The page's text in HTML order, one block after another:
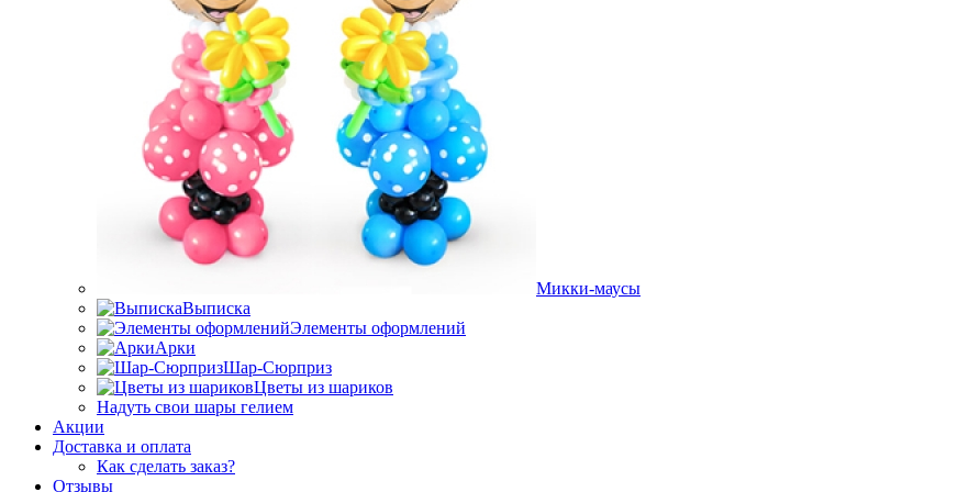
Микки-маусы
Выписка
Элементы оформлений
Арки
Шар-Сюрприз
Цветы из шариков
Надуть свои шары гелием
Акции
Доставка и оплата
Как сделать заказ?
Отзывы